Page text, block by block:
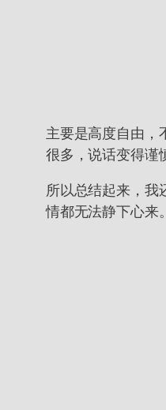
主要是高度自由，
很多，说话变得谨
所以总结起来，我
情都无法静下心来